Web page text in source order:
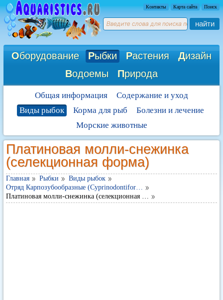
Контакты Карта сайта Поиск
найти
Оборудование Рыбки Растения Дизайн
Водоемы Природа
Общая информация
Содержание и уход
Виды рыбок
Корма для рыб
Болезни и лечение
Морские животные
Платиновая молли-снежинка
(селекционная форма)
Главная Рыбки
Виды рыбок
Отряд Карпозубообразные (Cyprinodontifor…
Платиновая молли-снежинка (селекционная …